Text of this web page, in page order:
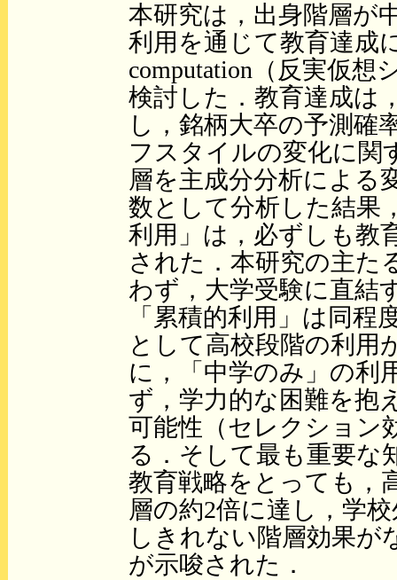
本研究は，出身階層が
利用を通じて教育達成
computation（反実仮
検討した．教育達成は
し，銘柄大卒の予測確
フスタイルの変化に関
層を主成分分析による
数として分析した結果
利用」は，必ずしも教
された．本研究の主た
わず，大学受験に直結
「累積的利用」は同
として高校段階の利用
に，「中学のみ」の利
ず，学力的な困難を抱
可能性（セレクション
る．そして最も重要な
教育戦略をとっても，
層の約2倍に達し，学
しきれない階層効果が
が示唆された．